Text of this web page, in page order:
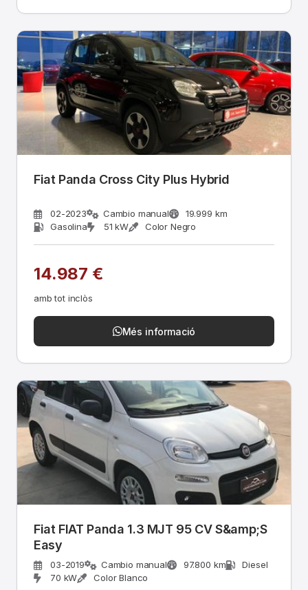
Fiat Panda Cross City Plus Hybrid
02-2023 Cambio manual
19.999 km
Gasolina
51 kW Color Negro
14.987 €
amb tot inclòs
Més informació
Fiat FIAT Panda 1.3 MJT 95 CV S&amp;S
Easy
03-2019 Cambio manual 97.800 km
Diesel
70 kW
Color Blanco